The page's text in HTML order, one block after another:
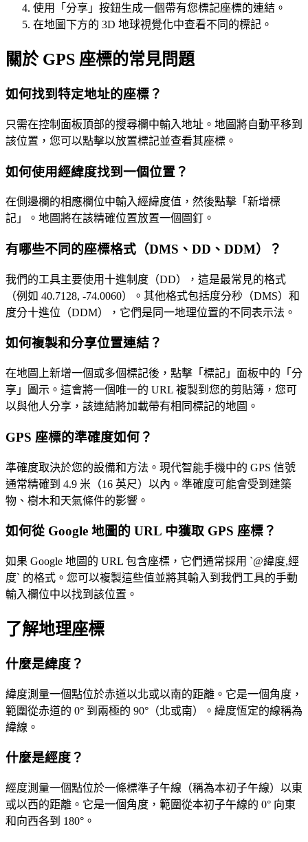
使用「分享」按鈕生成一個帶有您標記座標的連結。
在地圖下方的 3D 地球視覺化中查看不同的標記。
關於 GPS 座標的常見問題
如何找到特定地址的座標？
只需在控制面板頂部的搜尋欄中輸入地址。地圖將自動平移到
該位置，您可以點擊以放置標記並查看其座標。
如何使用經緯度找到一個位置？
在側邊欄的相應欄位中輸入經緯度值，然後點擊「新增標
記」。地圖將在該精確位置放置一個圖釘。
有哪些不同的座標格式（DMS、DD、DDM）？
我們的工具主要使用十進制度（DD），這是最常見的格式
（例如 40.7128, -74.0060）。其他格式包括度分秒（DMS）和
度分十進位（DDM），它們是同一地理位置的不同表示法。
如何複製和分享位置連結？
在地圖上新增一個或多個標記後，點擊「標記」面板中的「分
享」圖示。這會將一個唯一的 URL 複製到您的剪貼簿，您可
以與他人分享，該連結將加載帶有相同標記的地圖。
GPS 座標的準確度如何？
準確度取決於您的設備和方法。現代智能手機中的 GPS 信號
通常精確到 4.9 米（16 英尺）以內。準確度可能會受到建築
物、樹木和天氣條件的影響。
如何從 Google 地圖的 URL 中獲取 GPS 座標？
如果 Google 地圖的 URL 包含座標，它們通常採用 `@緯度,經
度` 的格式。您可以複製這些值並將其輸入到我們工具的手動
輸入欄位中以找到該位置。
了解地理座標
什麼是緯度？
緯度測量一個點位於赤道以北或以南的距離。它是一個角度，
範圍從赤道的 0° 到兩極的 90°（北或南）。緯度恆定的線稱為
緯線。
什麼是經度？
經度測量一個點位於一條標準子午線（稱為本初子午線）以東
或以西的距離。它是一個角度，範圍從本初子午線的 0° 向東
和向西各到 180°。